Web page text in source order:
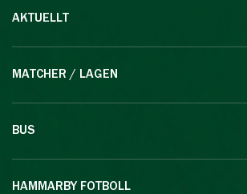
AKTUELLT
MATCHER / LAGEN
BUS
HAMMARBY FOTBOLL